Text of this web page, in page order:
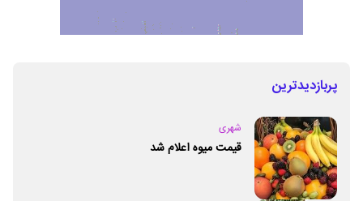
پربازدیدترین
شهری
قیمت میوه اعلام شد